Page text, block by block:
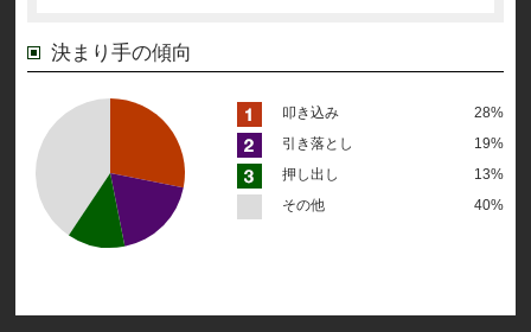
決まり手の傾向
叩き込み
28%
引き落とし
19%
押し出し
13%
その他
40%